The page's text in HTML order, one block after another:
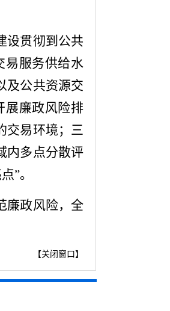
设贯彻到公共
易服务供给水
及公共资源交
展廉政风险排
交易环境；三
内多点分散评
”。
廉政风险，全
【关闭窗口 】